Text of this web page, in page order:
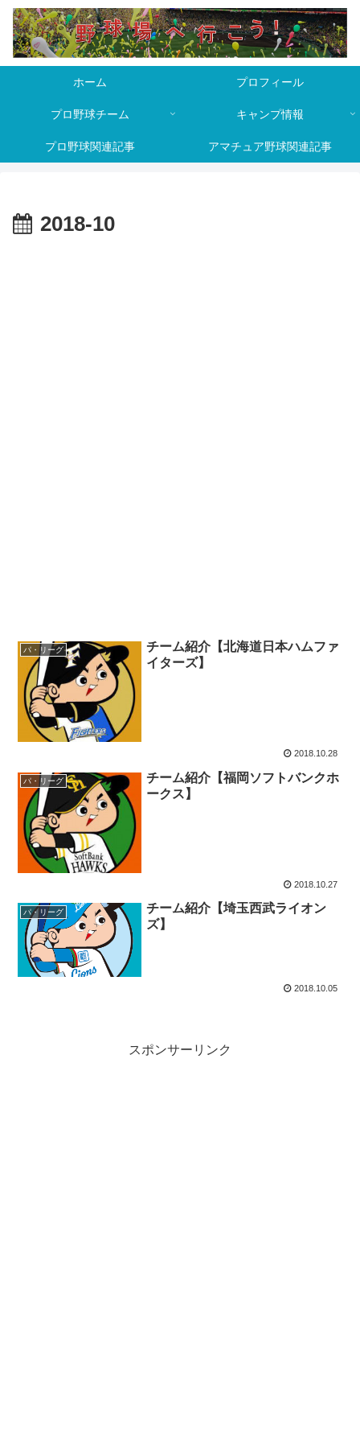
ホーム プロフィール
プロ野球チーム キャンプ情報
プロ野球関連記事 アマチュア野球関連記事
2018-10
パ・リーグ
チーム紹介【北海道日本ハムファ
イターズ】
2018.10.28
パ・リーグ
チーム紹介【福岡ソフトバンクホ
ークス】
2018.10.27
パ・リーグ
チーム紹介【埼玉西武ライオン
ズ】
2018.10.05
スポンサーリンク